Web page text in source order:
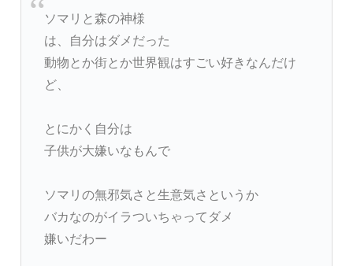
ソマリと森の神様
は、自分はダメだった
動物とか街とか世界観はすごい好きなんだけ
ど、
とにかく自分は
子供が大嫌いなもんで
ソマリの無邪気さと生意気さというか
バカなのがイラついちゃってダメ
嫌いだわー